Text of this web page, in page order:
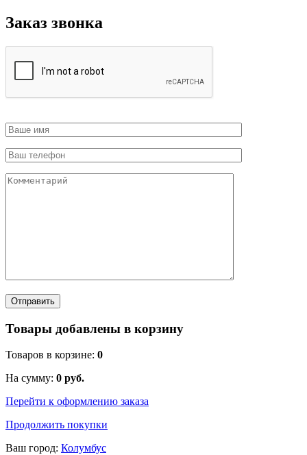
Заказ звонка
Товары добавлены в корзину
Товаров в корзине: 0
На сумму: 0 руб.
Перейти к оформлению заказа
Продолжить покупки
Ваш город: Колумбус